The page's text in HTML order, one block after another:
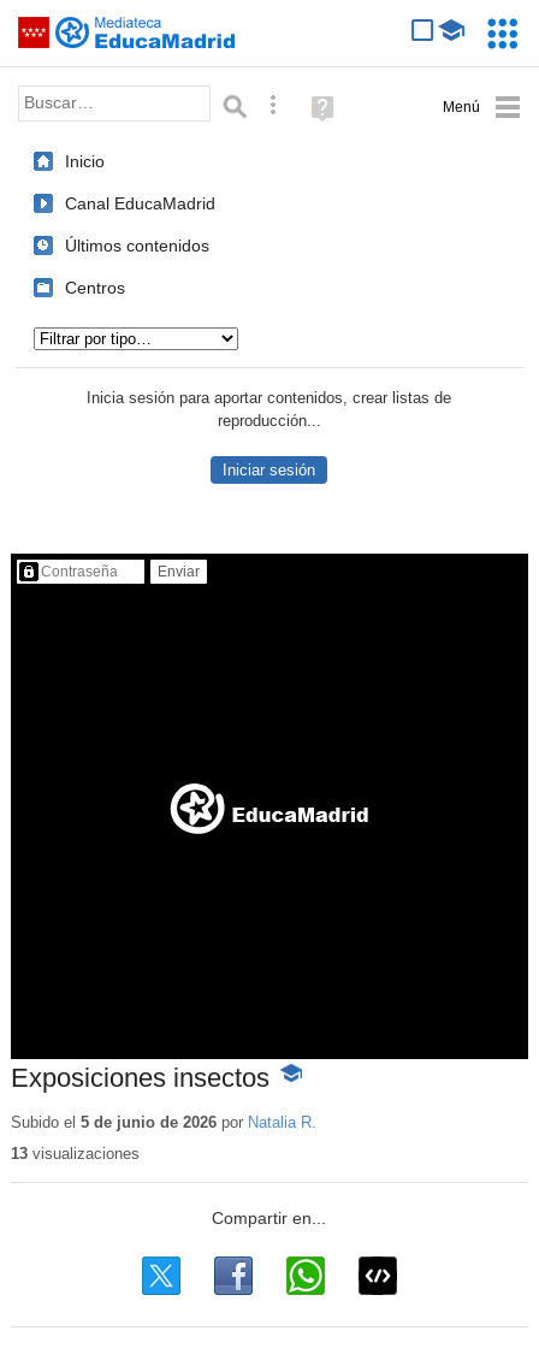
Saltar navegación
Palabra o frase: Búsqueda avanzada
Ayuda
(en
Inicio
Canal EducaMadrid
Últimos contenidos
Centros
Inicia sesión para aportar contenidos, crear listas de
reproducción...
Iniciar sesión
Contenido protegido…
Exposiciones insectos -
educativo
Subido el 5 de junio de 2026por Natalia R.
13visualizaciones